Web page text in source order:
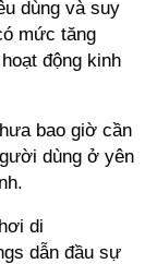
dùng và suy
mức tăng
động kinh
bao giờ cần
dùng ở yên
di
dẫn đầu sự